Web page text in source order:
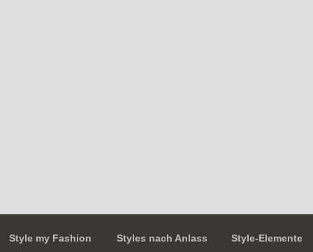
Style my Fashion Styles nach Anlass Style-Elemente